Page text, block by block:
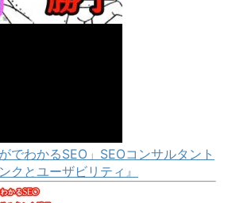
でわかるSEO」SEOコンサルタント
クとユーザビリティ』